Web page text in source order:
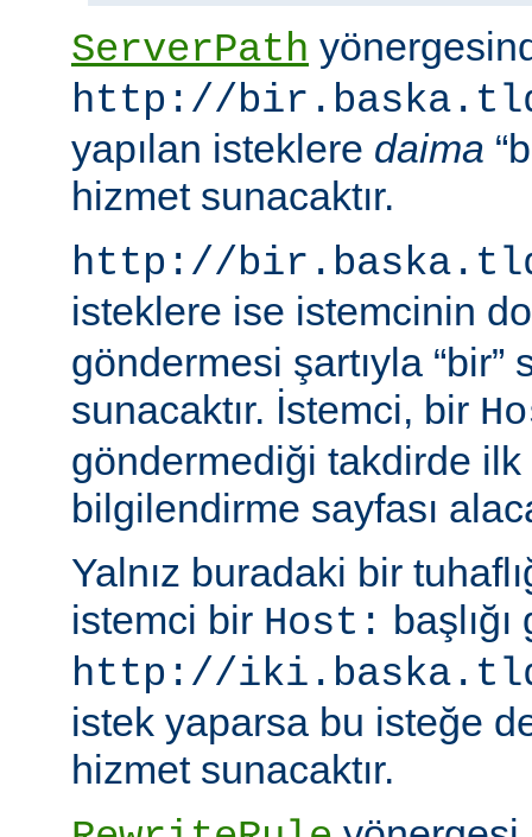
ServerPath
http://
yapılan isteklere daima
hizmet sunacaktır.
http://
isteklere ise istemcinin
göndermesi şartıyla “bir”
sunacaktır. İstemci, bir
göndermediği takdirde
bilgilendirme sayfası
Yalnız buradaki bir
istemci bir Host:
http://
istek yaparsa bu isteğe
hizmet sunacaktır.